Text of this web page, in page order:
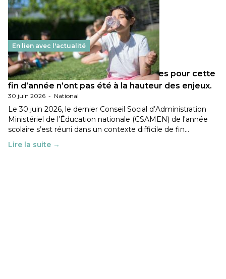
En lien avec l'actualité
Les décisions ministérielles attendues pour cette
fin d’année n’ont pas été à la hauteur des enjeux.
30 juin 2026 - National
Le 30 juin 2026, le dernier Conseil Social d’Administration
Ministériel de l’Éducation nationale (CSAMEN) de l'année
scolaire s’est réuni dans un contexte difficile de fin…
Lire la suite →